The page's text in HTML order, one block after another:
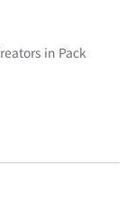
in Pack